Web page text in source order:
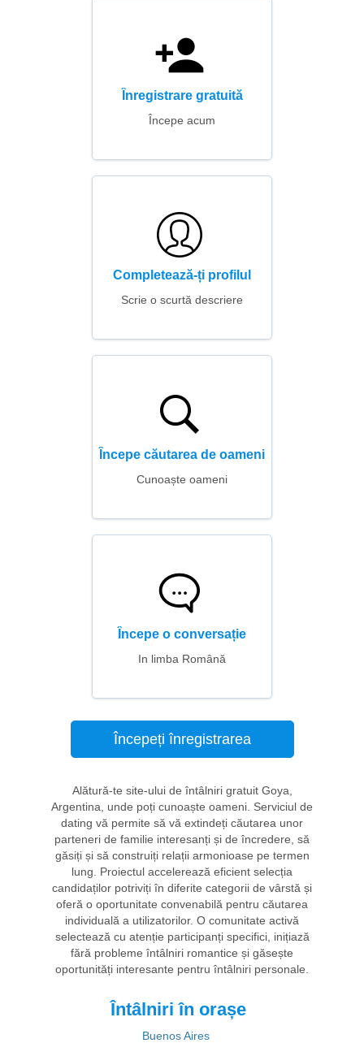
Înregistrare gratuită
Începe acum
Completează-ți profilul
Scrie o scurtă descriere
Începe căutarea de oameni
Cunoaște oameni
Începe o conversație
In limba Română
Începeți înregistrarea
Alătură-te site-ului de întâlniri gratuit Goya,
Argentina, unde poți cunoaște oameni. Serviciul de
dating vă permite să vă extindeți căutarea unor
parteneri de familie interesanți și de încredere, să
găsiți și să construiți relații armonioase pe termen
lung. Proiectul accelerează eficient selecția
candidaților potriviți în diferite categorii de vârstă și
oferă o oportunitate convenabilă pentru căutarea
individuală a utilizatorilor. O comunitate activă
selectează cu atenție participanți specifici, inițiază
fără probleme întâlniri romantice și găsește
oportunități interesante pentru întâlniri personale.
Întâlniri în orașe
Buenos Aires